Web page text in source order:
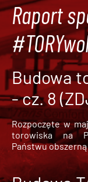
Raport
Budowa
- cz. 8
Rozpoczęte w
torowiska na
Państwu